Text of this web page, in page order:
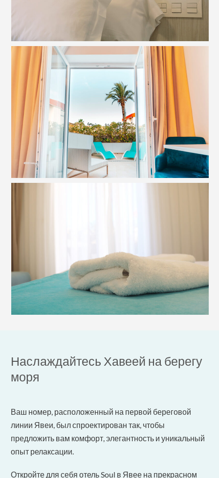
Наслаждайтесь Хавеей на берегу
моря
Ваш номер, расположенный на первой береговой
линии Явеи, был спроектирован так, чтобы
предложить вам комфорт, элегантность и уникальный
опыт релаксации.
Откройте для себя отель Soul в Явее на прекрасном